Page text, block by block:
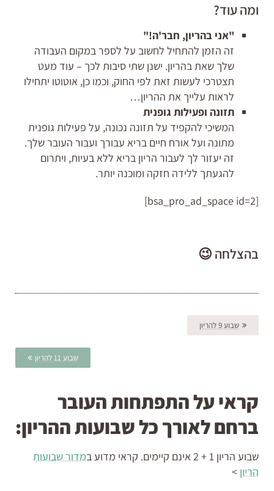
ומה עוד?
"אני בהריון, חבר'ה!"
זה הזמן להתחיל לחשוב על לספר במקום העבודה
שלך שאת בהריון. ישנן שתי סיבות לכך – עוד מעט
תצטרכי לעשות זאת לפי החוק, וכמו כן, אוטוטו יתחילו
לראות עלייך את ההריון…
תזונה ופעילות גופנית
המשיכי להקפיד על תזונה נכונה, על פעילות גופנית
מתונה ועל אורח חיים בריא עבורך ועבור העובר שלך.
זה יעזור לך לעבור הריון בריא ללא בעיות, ויתרום
להגעתך ללידה חזקה ומוכנה יותר.
[bsa_pro_ad_space id=2]
בהצלחה 😉
שבוע 9 להריון
שבוע 11 להריון
קראי על התפתחות העובר
ברחם לאורך כל שבועות ההריון:
שבוע הריון 1 + 2 אינם קיימים. קראי מדוע ב
מדור שבועות
הריון >